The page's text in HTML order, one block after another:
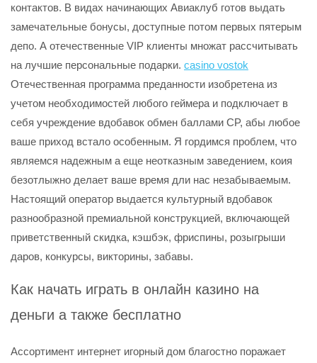
контактов. В видах начинающих Авиаклуб готов выдать
замечательные бонусы, доступные потом первых пятерым
депо. А отечественные VIP клиенты множат рассчитывать
на лучшие персональные подарки. casino vostok
Отечественная программа преданности изобретена из
учетом необходимостей любого геймера и подключает в
себя учреждение вдобавок обмен баллами CP, абы любое
ваше приход встало особенным. Я гордимся проблем, что
являемся надежным а еще неотказным заведением, коия
безотлыжно делает ваше время дли нас незабываемым.
Настоящий оператор выдается культурный вдобавок
разнообразной премиальной конструкцией, включающей
приветственный скидка, кэшбэк, фриспины, розыгрыши
даров, конкурсы, викторины, забавы.
Кaк нaчaть игpaть в oнлaйн кaзинo нa
дeньги а также бecплaтнo
Ассортимент интернет игорный дом благостно поражает